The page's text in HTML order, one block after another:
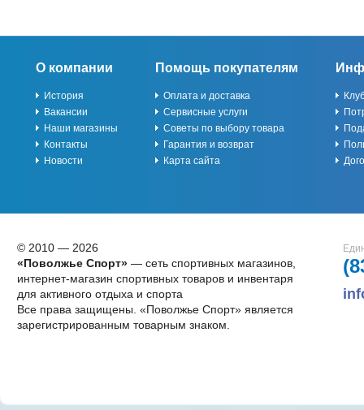
О компании
История
Вакансии
Наши магазины
Контакты
Новости
Помощь покупателям
Оплата и доставка
Сервисные услуги
Советы по выбору товара
Гарантия и возврат
Карта сайта
© 2010 — 2026
«Поволжье Спорт»— сеть спортивных магазинов,
интернет-магазин спортивных товаров и инвентаря
для активного отдыха и спорта
Все права защищены. «Поволжье Спорт» является
зарегистрированным товарным знаком.